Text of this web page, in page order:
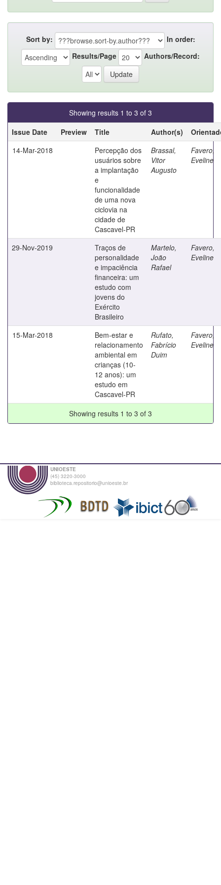
Sort by:
In order:
Results/Page
Authors/Record:
Showing results 1 to 3 of 3
Issue Date
Preview Title Author(s)
14-Mar-2018
Percepção dos
usuários sobre
a implantação
e
funcionalidade
de uma nova
ciclovia na
cidade de
Cascavel-PR
Brassal,
Vitor
Augusto
Favero,
Eveline
29-Nov-2019
Traços de
personalidade
e impaciência
financeira: um
estudo com
jovens do
Exército
Brasileiro
Martelo,
João
Rafael
Favero,
Eveline
15-Mar-2018
Bem-estar e
relacionamento
ambiental em
crianças (10-
12 anos): um
estudo em
Cascavel-PR
Rufato,
Fabrício
Duim
Favero,
Eveline
Showing results 1 to 3 of 3
UNIOESTE
(45) 3220-3000
biblioteca.repositorio@unioeste.br